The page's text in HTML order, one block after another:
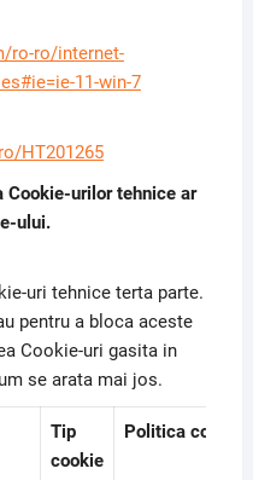
ro-ro/internet-
11-win-7
HT201265
urilor tehnice ar
ului.
uri tehnice terta parte.
pentru a bloca aceste
Cookie-uri gasita in
se arata mai jos.
Tip
cookie
Politica cookie